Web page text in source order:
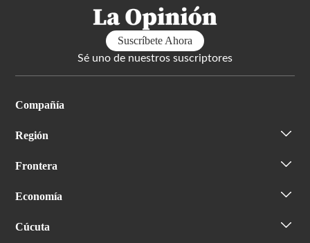
Suscríbete Ahora
Sé uno de nuestros suscriptores
Compañía
Región
Frontera
Economía
Cúcuta